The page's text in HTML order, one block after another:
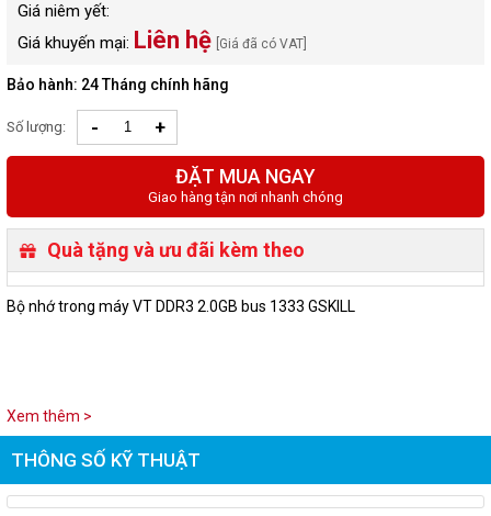
Giá niêm yết:
Giá khuyến mại: Liên hệ [Giá đã có VAT]
Bảo hành: 24 Tháng chính hãng
Số lượng: - +
ĐẶT MUA NGAY
Giao hàng tận nơi nhanh chóng
Quà tặng và ưu đãi kèm theo
Bộ nhớ trong máy VT DDR3 2.0GB bus 1333 GSKILL
Xem thêm >
THÔNG SỐ KỸ THUẬT